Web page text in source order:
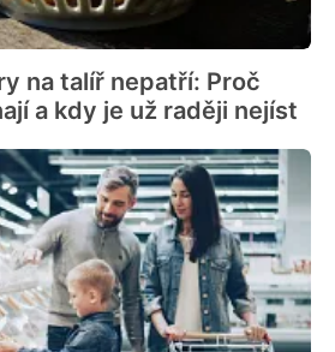
na talíř nepatří: Proč
a kdy je už raději nejíst